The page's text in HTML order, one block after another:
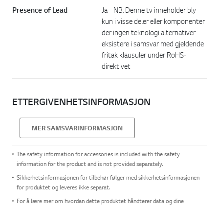
Presence of Lead
Ja - NB: Denne tv inneholder bly
kun i visse deler eller komponenter
der ingen teknologi alternativer
eksistere i samsvar med gjeldende
fritak klausuler under RoHS-
direktivet
ETTERGIVENHETSINFORMASJON
MER SAMSVARINFORMASJON
The safety information for accessories is included with the safety
information for the product and is not provided separately.
Sikkerhetsinformasjonen for tilbehør følger med sikkerhetsinformasjonen
for produktet og leveres ikke separat.
For å lære mer om hvordan dette produktet håndterer data og dine